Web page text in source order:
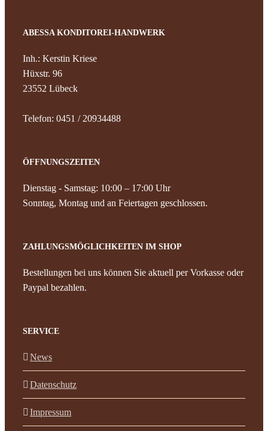
ABESSA KONDITOREI-HANDWERK
Inh.: Kerstin Kriese
Hüxstr. 96
23552 Lübeck
Telefon: 0451 / 20934488
ÖFFNUNGSZEITEN
Dienstag - Samstag: 10:00 – 17:00 Uhr
Sonntag, Montag und an Feiertagen geschlossen.
ZAHLUNGSMÖGLICHKEITEN IM SHOP
Bestellungen bei uns können Sie aktuell per Vorkasse oder
Paypal bezahlen.
SERVICE
News
Datenschutz
Impressum